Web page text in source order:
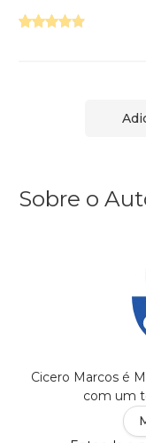
Sobre o
Cicero Marcos é
com um